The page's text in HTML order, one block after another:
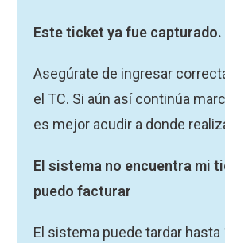
Este ticket ya fue capturado.
Asegúrate de ingresar
el TC. Si aún así continúa
es mejor acudir a donde
El sistema no encuentra mi
puedo facturar
El sistema puede tardar hasta